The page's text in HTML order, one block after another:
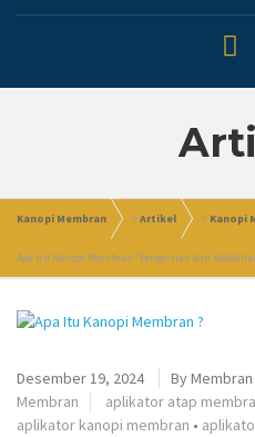
Kanopi Membran >Artikel > Kanopi
Apa Itu Kanopi Membran? Pengertian dan
Desember 19, 2024 ByMembran
Membran
aplikator atap
aplikator kanopi membran •